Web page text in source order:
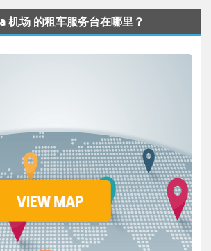
机场 的租车服务台在哪里？